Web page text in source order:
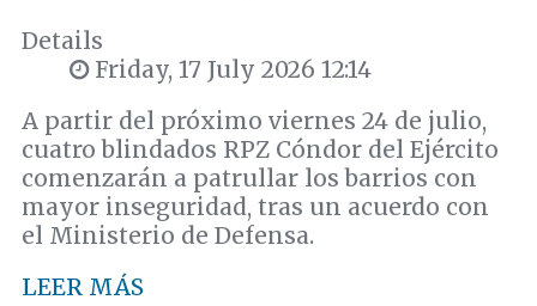
Details
Friday, 17 July 2026 12:14
A partir del próximo viernes 24 de julio,
cuatro blindados RPZ Cóndor del Ejército
comenzarán a patrullar los barrios con
mayor inseguridad, tras un acuerdo con
el Ministerio de Defensa.
LEER MÁS